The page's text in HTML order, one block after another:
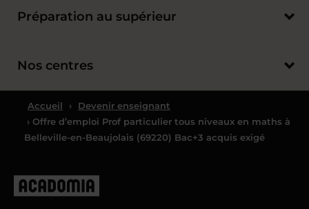
Préparation au supérieur
Nos centres
Accueil ›
Devenir enseignant
› Offre d’emploi Prof particulier tous niveaux en maths à
Belleville-en-Beaujolais (69220) Bac+3 acquis exigé